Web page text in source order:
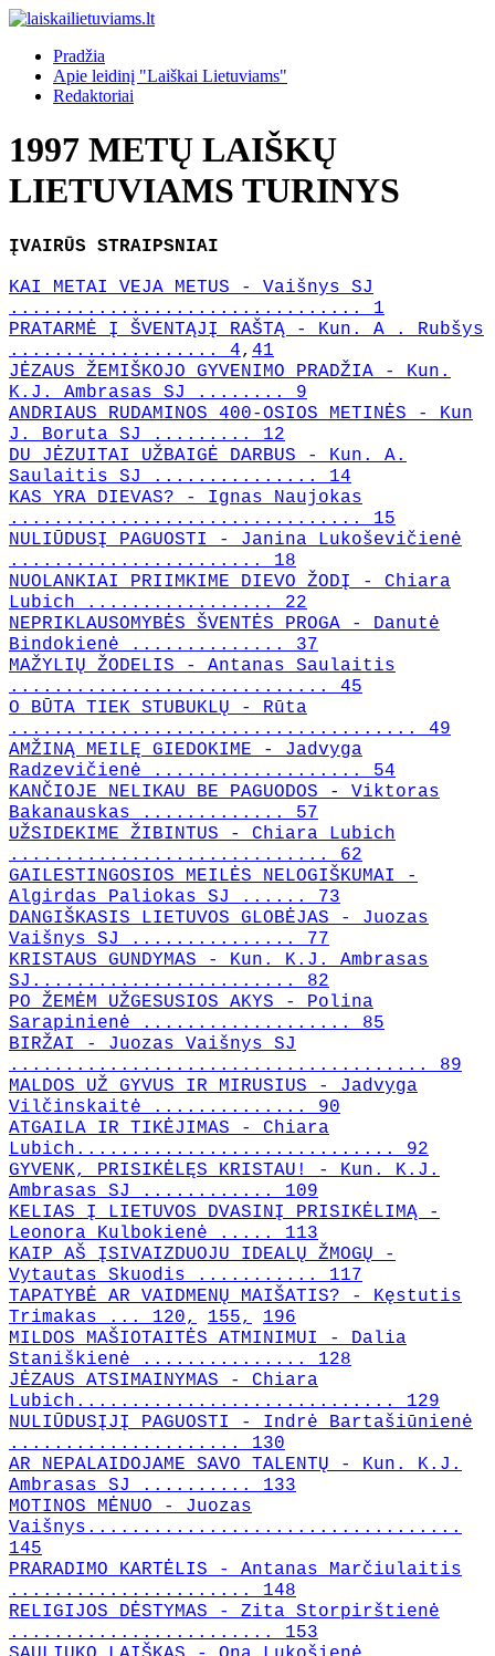
Pradžia
Apie leidinį "Laiškai Lietuviams"
Redaktoriai
1997 METŲ LAIŠKŲ
LIETUVIAMS TURINYS
ĮVAIRŪS STRAIPSNIAI
KAI METAI VEJA METUS - Vaišnys SJ
................................ 1
PRATARMĖ Į ŠVENTĄJĮ RAŠTĄ - Kun. A . Rubšys
................... 4, 41
JĖZAUS ŽEMIŠKOJO GYVENIMO PRADŽIA - Kun.
K.J. Ambrasas SJ ........ 9
ANDRIAUS RUDAMINOS 400-OSIOS METINĖS - Kun
J. Boruta SJ ......... 12
DU JĖZUITAI UŽBAIGĖ DARBUS - Kun. A.
Saulaitis SJ ............... 14
KAS YRA DIEVAS? - Ignas Naujokas
................................ 15
NULIŪDUSĮ PAGUOSTI - Janina Lukoševičienė
....................... 18
NUOLANKIAI PRIIMKIME DIEVO ŽODĮ - Chiara
Lubich ................. 22
NEPRIKLAUSOMYBĖS ŠVENTĖS PROGA - Danutė
Bindokienė .............. 37
MAŽYLIŲ ŽODELIS - Antanas Saulaitis
............................. 45
O BŪTA TIEK STUBUKLŲ - Rūta
..................................... 49
AMŽINĄ MEILĘ GIEDOKIME - Jadvyga
Radzevičienė ................... 54
KANČIOJE NELIKAU BE PAGUODOS - Viktoras
Bakanauskas ............. 57
UŽSIDEKIME ŽIBINTUS - Chiara Lubich
............................. 62
GAILESTINGOSIOS MEILĖS NELOGIŠKUMAI -
Algirdas Paliokas SJ ...... 73
DANGIŠKASIS LIETUVOS GLOBĖJAS - Juozas
Vaišnys SJ ............... 77
KRISTAUS GUNDYMAS - Kun. K.J. Ambrasas
SJ........................ 82
PO ŽEMĖM UŽGESUSIOS AKYS - Polina
Sarapinienė ................... 85
BIRŽAI - Juozas Vaišnys SJ
...................................... 89
MALDOS UŽ GYVUS IR MIRUSIUS - Jadvyga
Vilčinskaitė .............. 90
ATGAILA IR TIKĖJIMAS - Chiara
Lubich............................. 92
GYVENK, PRISIKĖLĘS KRISTAU! - Kun. K.J.
Ambrasas SJ ............ 109
KELIAS Į LIETUVOS DVASINĮ PRISIKĖLIMĄ -
Leonora Kulbokienė ..... 113
KAIP AŠ ĮSIVAIZDUOJU IDEALŲ ŽMOGŲ -
Vytautas Skuodis ........... 117
TAPATYBĖ AR VAIDMENŲ MAIŠATIS? - Kęstutis
Trimakas ... 120,
155,
196
MILDOS MAŠIOTAITĖS ATMINIMUI - Dalia
Staniškienė ............... 128
JĖZAUS ATSIMAINYMAS - Chiara
Lubich............................. 129
NULIŪDUSĮJĮ PAGUOSTI - Indrė Bartašiūnienė
..................... 130
AR NEPALAIDOJAME SAVO TALENTŲ - Kun. K.J.
Ambrasas SJ .......... 133
MOTINOS MĖNUO - Juozas
Vaišnys..................................
145
PRARADIMO KARTĖLIS - Antanas Marčiulaitis
...................... 148
RELIGIJOS DĖSTYMAS - Zita Storpirštienė
........................ 153